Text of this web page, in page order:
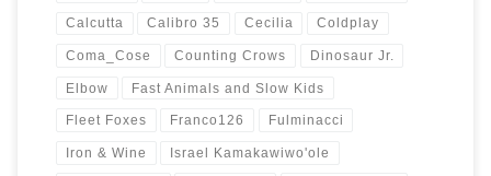
Calcutta Calibro 35 Cecilia Coldplay
Coma_Cose Counting Crows Dinosaur Jr.
Elbow Fast Animals and Slow Kids
Fleet Foxes Franco126 Fulminacci
Iron & Wine Israel Kamakawiwo'ole